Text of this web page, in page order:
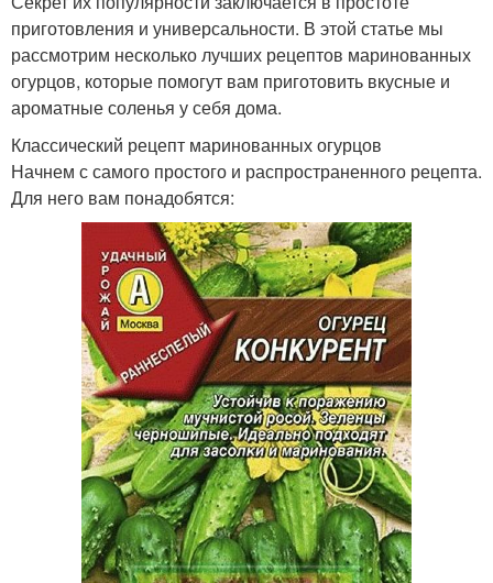
приготовления и универсальности. В этой статье мы
рассмотрим несколько лучших рецептов маринованных
огурцов, которые помогут вам приготовить вкусные и
ароматные соленья у себя дома.
Классический рецепт маринованных огурцов
Начнем с самого простого и распространенного рецепта.
Для него вам понадобятся: